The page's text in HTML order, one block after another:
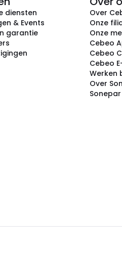
diensten
& Events
garantie
Over
Onze
Onze
Cebeo
Cebeo
Cebeo
Werken
Over